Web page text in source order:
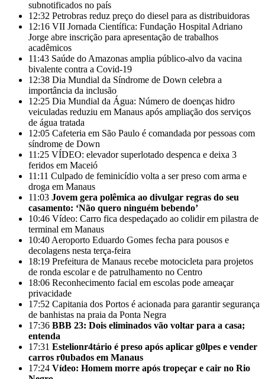
subnotificados no país
12:32 Petrobras reduz preço do diesel para as distribuidoras
12:16 VII Jornada Científica: Fundação Hospital Adriano
Jorge abre inscrição para apresentação de trabalhos
acadêmicos
11:43 Saúde do Amazonas amplia público-alvo da vacina
bivalente contra a Covid-19
12:38 Dia Mundial da Síndrome de Down celebra a
importância da inclusão
12:25 Dia Mundial da Água: Número de doenças hidro
veiculadas reduziu em Manaus após ampliação dos serviços
de água tratada
12:05 Cafeteria em São Paulo é comandada por pessoas com
síndrome de Down
11:25 VÍDEO: elevador superlotado despenca e deixa 3
feridos em Maceió
11:11 Culpado de feminicídio volta a ser preso com arma e
droga em Manaus
11:03 Jovem gera polêmica ao divulgar regras do seu
casamento: ‘Não quero ninguém bebendo’
10:46 Vídeo: Carro fica despedaçado ao colidir em pilastra de
terminal em Manaus
10:40 Aeroporto Eduardo Gomes fecha para pousos e
decolagens nesta terça-feira
18:19 Prefeitura de Manaus recebe motocicleta para projetos
de ronda escolar e de patrulhamento no Centro
18:06 Reconhecimento facial em escolas pode ameaçar
privacidade
17:52 Capitania dos Portos é acionada para garantir segurança
de banhistas na praia da Ponta Negra
17:36 BBB 23: Dois eliminados vão voltar para a casa;
entenda
17:31 Estelionr4tário é preso após aplicar g0lpes e vender
carros r0ubados em Manaus
17:24 Vídeo: Homem morre após tropeçar e cair no Rio